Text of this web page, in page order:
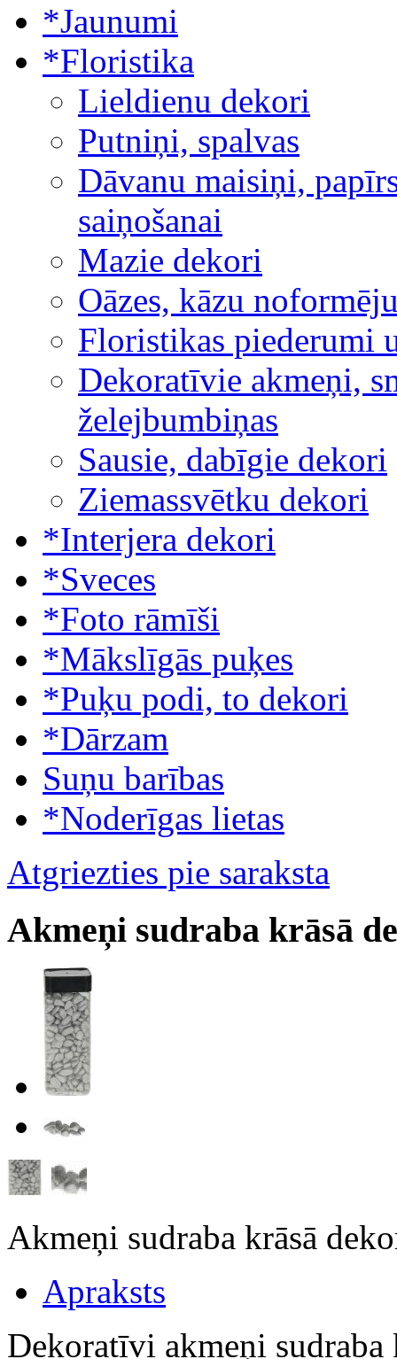
*Jaunumi
*Floristika
Lieldienu dekori
Putniņi, spalvas
Dāvanu maisiņi,
saiņošanai
Mazie dekori
Oāzes, kāzu
Floristikas piederumi
Dekoratīvie akmeņi,
želejbumbiņas
Sausie, dabīgie dekori
Ziemassvētku dekori
*Interjera dekori
*Sveces
*Foto rāmīši
*Mākslīgās puķes
*Puķu podi, to dekori
*Dārzam
Suņu barības
*Noderīgas lietas
Atgriezties pie saraksta
Akmeņi sudraba krāsā
Akmeņi sudraba krāsā
Apraksts
Dekoratīvi akmeņi